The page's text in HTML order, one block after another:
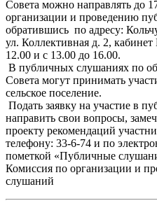
Совета можно направлять до
организации и проведению
обратившись по адресу:
ул. Коллективная д. 2,
12.00 и с 13.00 до 16.00.
В публичных слушаниях по
Совета могут принимать
сельское поселение.
Подать заявку на участие в
направить свои вопросы,
проекту рекомендаций
телефону: 33-6-74 и по
пометкой «Публичные
Комиссия по организации и
слушаний